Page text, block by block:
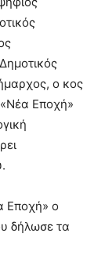
ο κος
Εποχή»
Εποχή» ο
δήλωσε τα